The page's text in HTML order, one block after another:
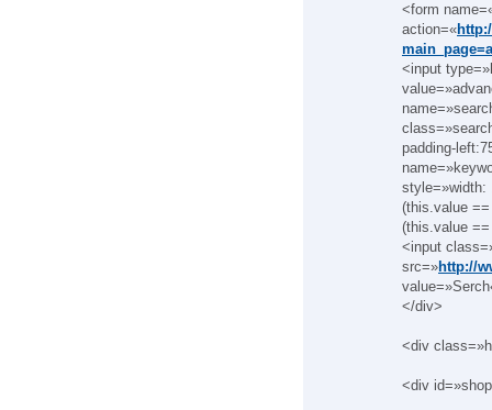
<form
action=«
<input
padding-
style=»width:
(this.value ==
(this.value ==
<input
src=»http://
</div>
<div
<div